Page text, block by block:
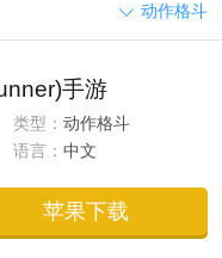
动作格斗
手游
类型：动作格斗
语言：中文
苹果下载